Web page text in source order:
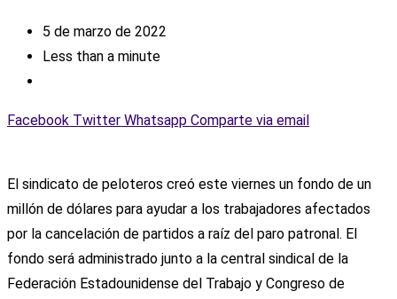
5 de marzo de 2022
Less than a minute
Facebook Twitter Whatsapp Comparte via email
El sindicato de peloteros creó este viernes un fondo de un
millón de dólares para ayudar a los trabajadores afectados
por la cancelación de partidos a raíz del paro patronal. El
fondo será administrado junto a la central sindical de la
Federación Estadounidense del Trabajo y Congreso de